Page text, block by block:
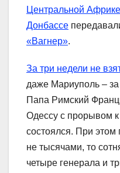
Центральной Африке
Донбассе
«Вагнер».
За три недели не
даже Мариуполь –
Папа Римский
Одессу с прорывом
состоялся. При этом
не тысячами, то
четыре генерала и